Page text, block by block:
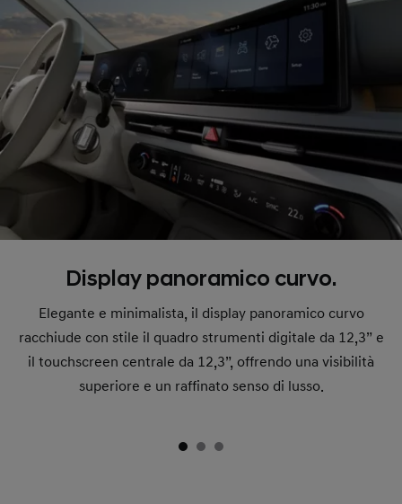
Display panoramico curvo.
Elegante e minimalista, il display panoramico curvo
racchiude con stile il quadro strumenti digitale da 12,3” e
il touchscreen centrale da 12,3”, offrendo una visibilità
superiore e un raffinato senso di lusso.